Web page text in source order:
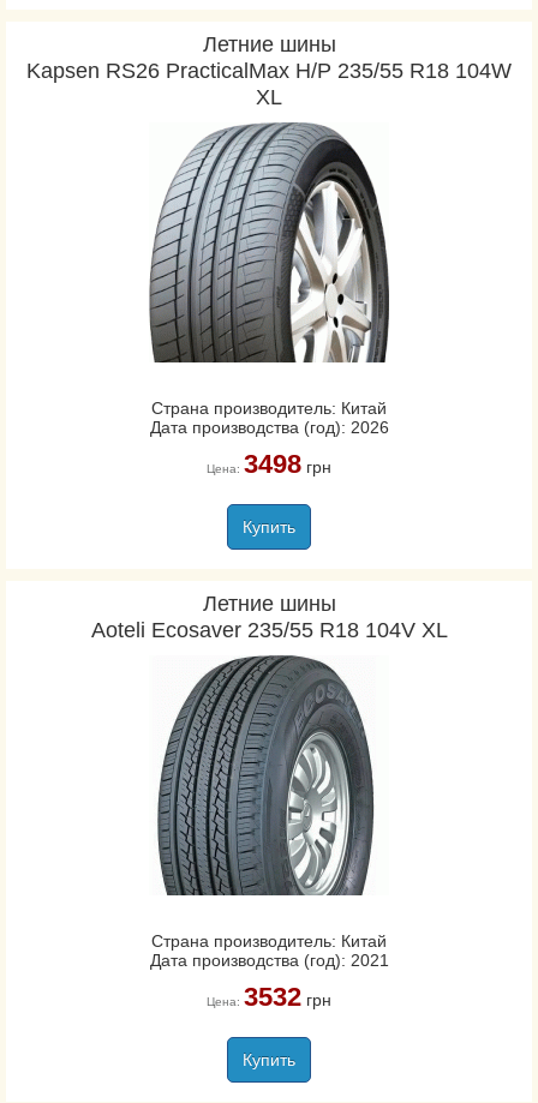
Летние шины
Kapsen RS26 PracticalMax H/P 235/55 R18 104W
XL
Страна производитель: Китай
Дата производства (год): 2026
Цена: 3498грн
Купить
Летние шины
Aoteli Ecosaver 235/55 R18 104V XL
Страна производитель: Китай
Дата производства (год): 2021
Цена: 3532грн
Купить